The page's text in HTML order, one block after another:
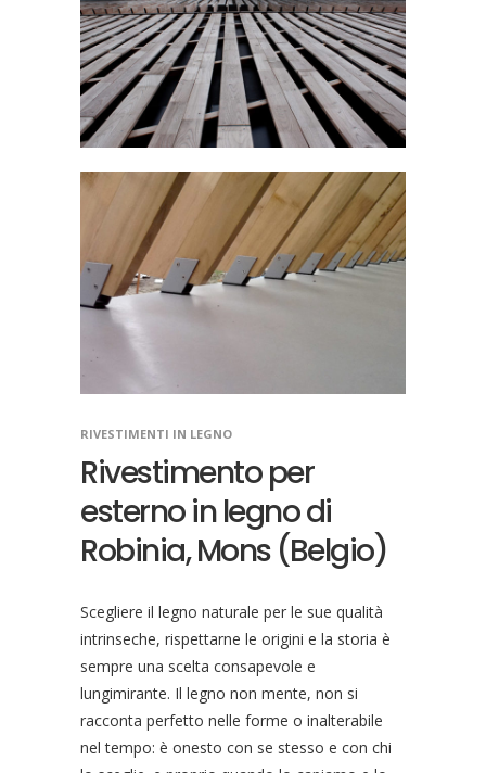
RIVESTIMENTI IN LEGNO
Rivestimento per
esterno in legno di
Robinia, Mons (Belgio)
Scegliere il legno naturale per le sue qualità
intrinseche, rispettarne le origini e la storia è
sempre una scelta consapevole e
lungimirante. Il legno non mente, non si
racconta perfetto nelle forme o inalterabile
nel tempo: è onesto con se stesso e con chi